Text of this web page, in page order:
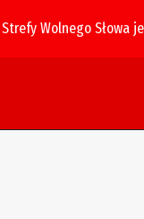
Wolnego Słowa